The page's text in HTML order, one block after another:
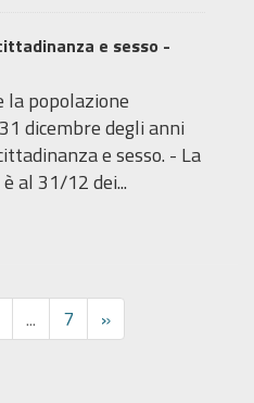
e sesso -
la popolazione
dicembre degli anni
e sesso. - La
al 31/12 dei...
... 7 »